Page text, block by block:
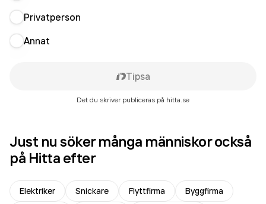
Privatperson
Annat
Tipsa
Det du skriver publiceras på hitta.se
Just nu söker många människor också
på Hitta efter
Elektriker Snickare Flyttfirma
Byggfirma